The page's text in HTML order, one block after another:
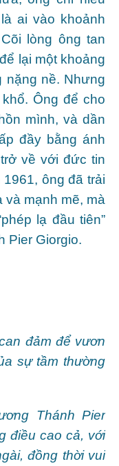
ai vào khoảnh
lòng ông tan
lại một khoảng
nặng nề. Nhưng
Ông để cho
mình, và dần
đầy bằng ánh
về với đức tin
ông đã trải
và mạnh mẽ, mà
lạ đầu tiên”
Pier Giorgio.
đảm để vươn
sự tầm thường
Thánh Pier
điều cao cả, với
đồng thời vui